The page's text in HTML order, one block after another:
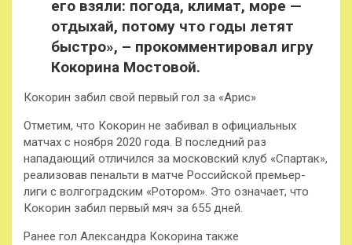
его взяли: погода, климат, море —
отдыхай, потому что годы летят
быстро», – прокомментировал игру
Кокорина Мостовой.
Кокорин забил свой первый гол за «Арис»
Отметим, что Кокорин не забивал в официальных
матчах с ноября 2020 года. В последний раз
нападающий отличился за московский клуб «Спартак»,
реализовав пенальти в матче Российской премьер-
лиги с волгоградским «Ротором». Это означает, что
Кокорин забил первый мяч за 655 дней.
Ранее гол Александра Кокорина также